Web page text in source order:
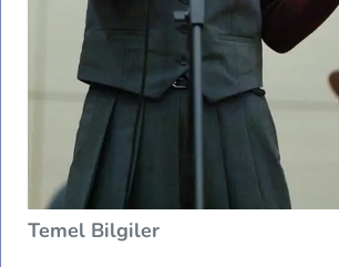
Temel Bilgiler